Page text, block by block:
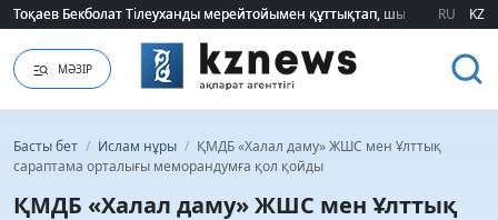
Тоқаев Бекболат Тілеуханды мерейтойымен құттықтап, шығармашылық
Тоқаев Бекболат Тілеуханды мерейтойымен құттықтап, шығармашылық
RU KZ
МӘЗІР
Басты бет / Ислам нұры / ҚМДБ «Халал даму» ЖШС мен Ұлттық
сараптама орталығы меморандумға қол қойды
ҚМДБ «Халал даму» ЖШС мен Ұлттық